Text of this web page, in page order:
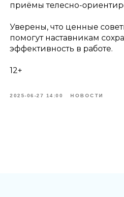
приёмы телесно-
Уверены, что ценные
помогут наставникам
эффективность в работе.
12+
2025-06-27 14:00 НОВОСТИ